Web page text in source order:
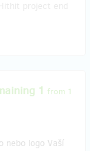
1 from 1
nebo logo Vaší